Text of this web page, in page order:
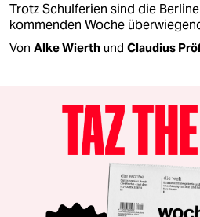
Trotz Schulferien sind die
kommenden Woche
Von Alke Wierth und Claudius